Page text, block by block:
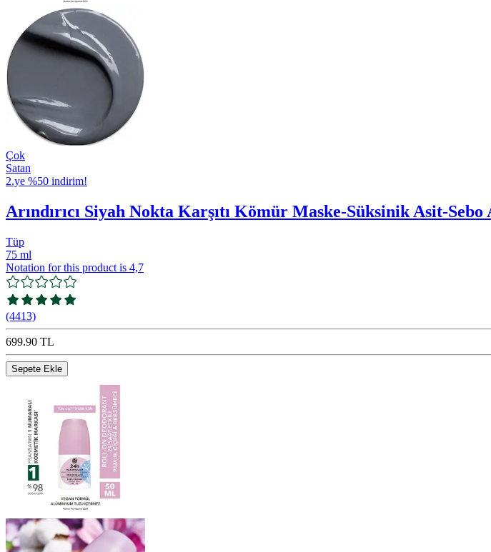
Çok
Satan
2.ye %50 indirim!
Arındırıcı Siyah Nokta Karşıtı Kömür Maske-Süksinik Asit-
Tüp
75 ml
Notation for this product is 4,7
(4413)
699.90 TL
Sepete Ekle